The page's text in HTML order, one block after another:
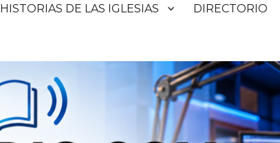
HISTORIAS DE LAS IGLESIAS DIRECTORIO